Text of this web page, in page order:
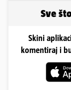
Sve
Skini
komentiraj i